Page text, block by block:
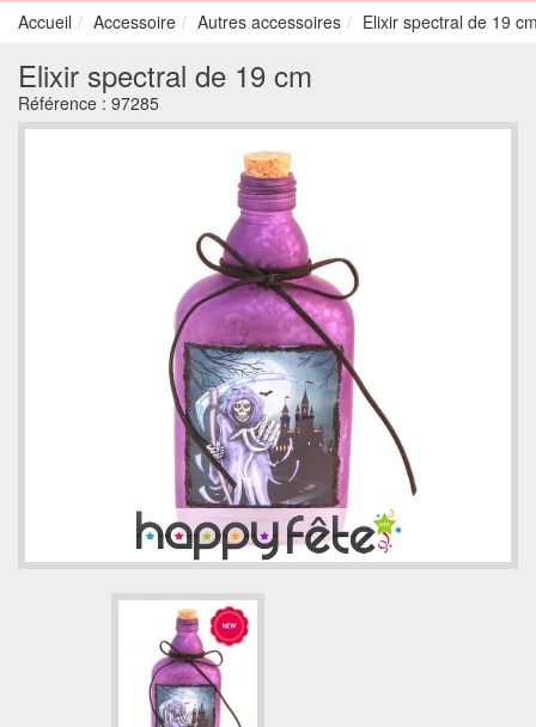
Accueil Accessoire Autres accessoires Elixir spectral de 19
Elixir spectral de 19 cm
Référence : 97285